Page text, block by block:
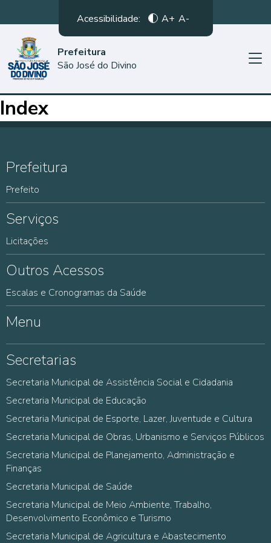
Acessibilidade: A+ A-
Prefeitura
São José do Divino
Index
Prefeitura
Prefeito
Serviços
Licitações
Outros Acessos
Escalas e Cronogramas da Saúde
Menu
Secretarias
Secretaria Municipal de Assistência Social e Cidadania
Secretaria Municipal de Educação
Secretaria Municipal de Esporte, Lazer, Juventude e Cultura
Secretaria Municipal de Obras, Urbanismo e Serviços Públicos
Secretaria Municipal de Planejamento, Administração e
Finanças
Secretaria Municipal de Saúde
Secretaria Municipal de Meio Ambiente, Trabalho,
Desenvolvimento Econômico e Turismo
Secretaria Municipal de Agricultura e Abastecimento